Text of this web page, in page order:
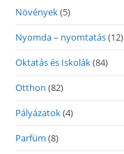
Növények(5)
Nyomda – nyomtatás(12)
Oktatás és Iskolák(84)
Otthon (82)
Pályázatok(4)
Parfüm (8)